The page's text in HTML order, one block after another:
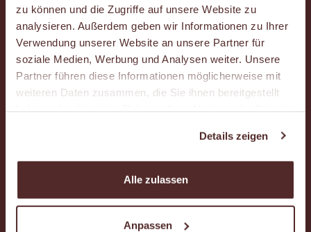
zu können und die Zugriffe auf unsere Website zu
analysieren. Außerdem geben wir Informationen zu Ihrer
Verwendung unserer Website an unsere Partner für
soziale Medien, Werbung und Analysen weiter. Unsere
Partner führen diese Informationen möglicherweise mit
weiteren Daten zusammen, die Sie ihnen bereitgestellt
Details zeigen
Alle zulassen
Anpassen
Karriere
Kontakt
Newsletter
Kundenkartenportal